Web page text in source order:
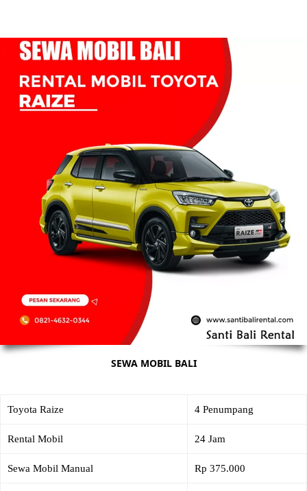
SEWA MOBIL BALI
Toyota Raize 4 Penumpang
Rental Mobil 24 Jam
Sewa Mobil Manual Rp 375.000